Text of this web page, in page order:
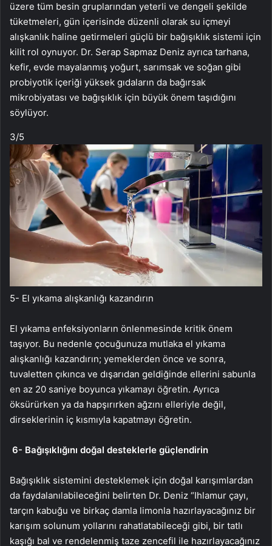
üzere tüm besin gruplarından yeterli ve dengeli şekilde
tüketmeleri, gün içerisinde düzenli olarak su içmeyi
alışkanlık haline getirmeleri güçlü bir bağışıklık sistemi için
kilit rol oynuyor. Dr. Serap Sapmaz Deniz ayrıca tarhana,
kefir, evde mayalanmış yoğurt, sarımsak ve soğan gibi
probiyotik içeriği yüksek gıdaların da bağırsak
mikrobiyatası ve bağışıklık için büyük önem taşıdığını
söylüyor.
3/5
5- El yıkama alışkanlığı kazandırın
El yıkama enfeksiyonların önlenmesinde kritik önem
taşıyor. Bu nedenle çocuğunuza mutlaka el yıkama
alışkanlığı kazandırın; yemeklerden önce ve sonra,
tuvaletten çıkınca ve dışarıdan geldiğinde ellerini sabunla
en az 20 saniye boyunca yıkamayı öğretin. Ayrıca
öksürürken ya da hapşırırken ağzını elleriyle değil,
dirseklerinin iç kısmıyla kapatmayı öğretin.
6- Bağışıklığını doğal desteklerle güçlendirin
Bağışıklık sistemini desteklemek için doğal karışımlardan
da faydalanılabileceğini belirten Dr. Deniz “Ihlamur çayı,
tarçın kabuğu ve birkaç damla limonla hazırlayacağınız bir
karışım solunum yollarını rahatlatabileceği gibi, bir tatlı
kaşığı bal ve rendelenmiş taze zencefil ile hazırlayacağınız